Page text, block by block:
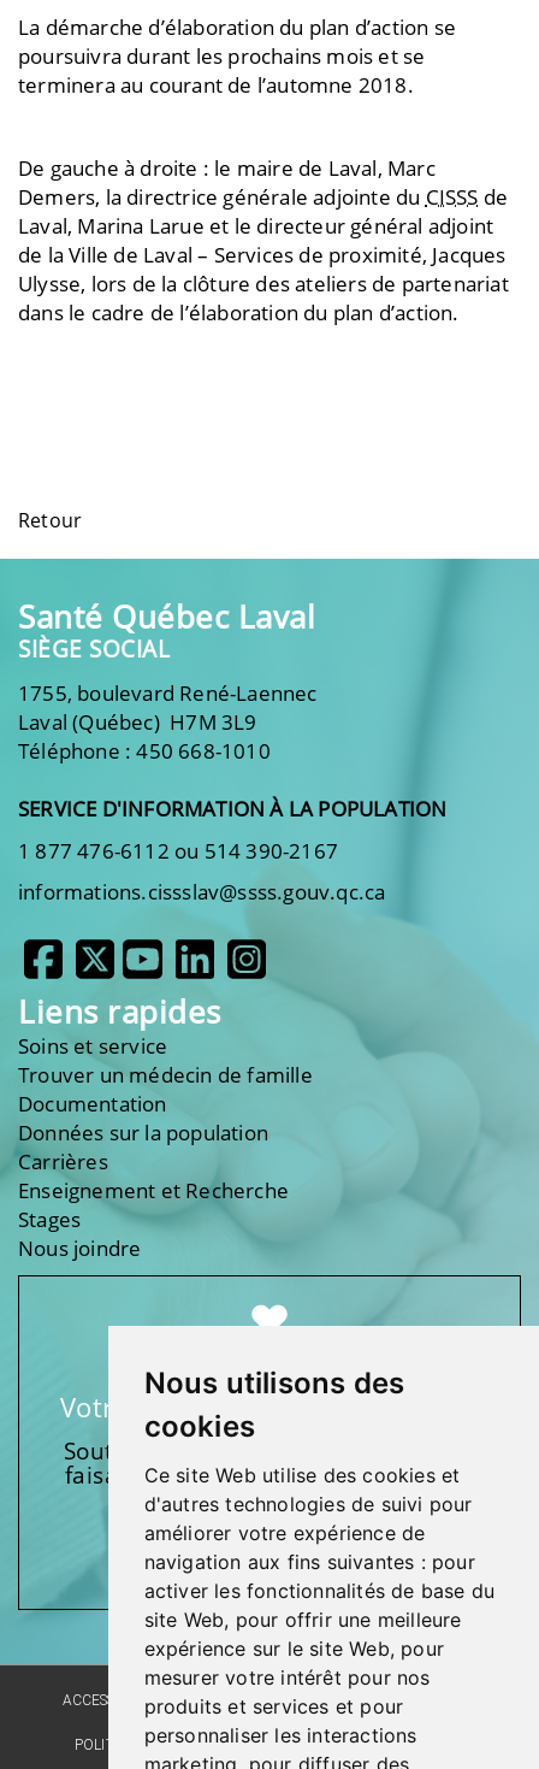
Nous utilisons des
cookies
Ce site Web utilise des cookies et
d'autres technologies de suivi pour
améliorer votre expérience de
navigation aux fins suivantes : pour
activer les fonctionnalités de base du
site Web, pour offrir une meilleure
expérience sur le site Web, pour
mesurer votre intérêt pour nos
produits et services et pour
personnaliser les interactions
marketing pour diffuser des
La démarche d’élaboration du plan d’action se
poursuivra durant les prochains mois et se
terminera au courant de l’automne 2018.
De gauche à droite : le maire de Laval, Marc
Demers, la directrice générale adjointe du CISSS de
Laval, Marina Larue et le directeur général adjoint
de la Ville de Laval – Services de proximité, Jacques
Ulysse, lors de la clôture des ateliers de partenariat
dans le cadre de l’élaboration du plan d’action.
Retour
Santé Québec Laval
SIÈGE SOCIAL
1755, boulevard René-Laennec
Laval (Québec) H7M 3L9
Téléphone : 450 668-1010
SERVICE D'INFORMATION À LA POPULATION
1 877 476-6112 ou 514 390-2167
informations.cissslav@ssss.gouv.qc.ca
Liens rapides
Soins et service
Trouver un médecin de famille
Documentation
Données sur la population
Carrières
Enseignement et Recherche
Stages
Nous joindre
Votre soutien fait une différence
Soutenez l’une de nos fondations en
faisant un don et en participant aux
activités.
Donnez généreusement!
ACCESSIBILITÉ PLAN DU SITE POLITIQUE LINGUISTIQUE
POLITIQUE DE CONFIDENTIALITÉ RÉALISATION DU SITE